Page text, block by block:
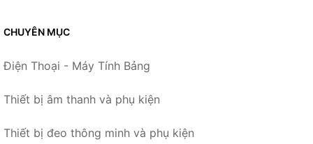
CHUYÊN MỤC
Điện Thoại - Máy Tính Bảng
Thiết bị âm thanh và phụ kiện
Thiết bị đeo thông minh và phụ kiện